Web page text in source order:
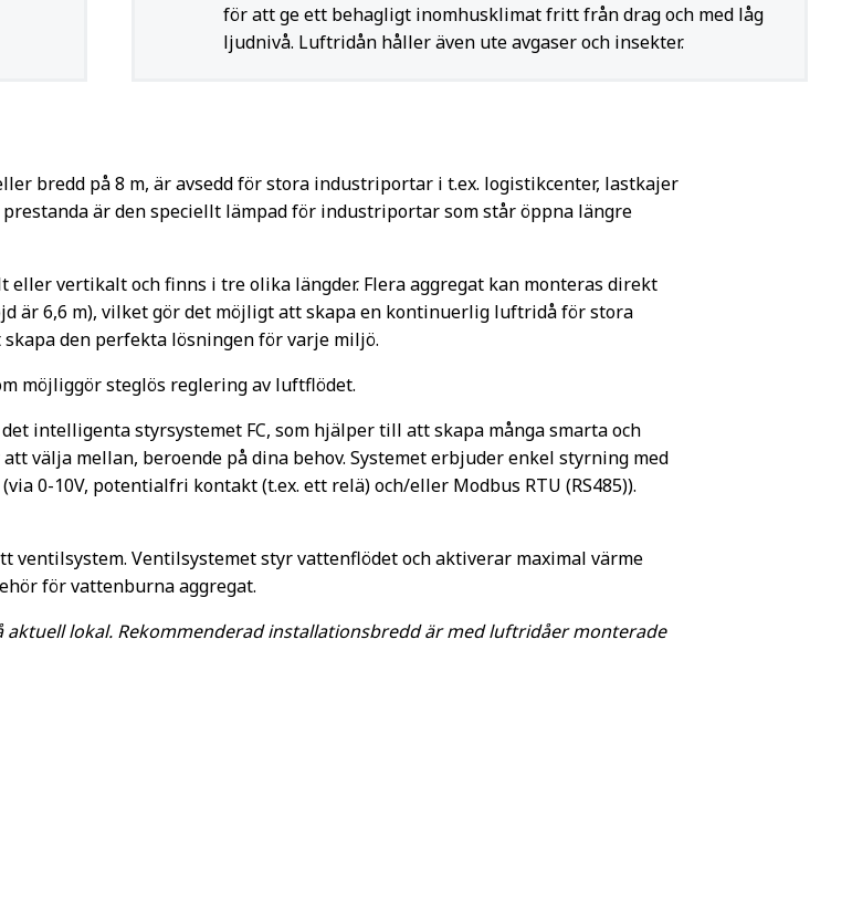
för att ge ett behagligt inomhusklimat fritt från drag och med låg
ljudnivå. Luftridån håller även ute avgaser och insekter.
bredd på 8 m, är avsedd för stora industriportar i t.ex. logistikcenter, lastkajer
är den speciellt lämpad för industriportar som står öppna längre
vertikalt och finns i tre olika längder. Flera aggregat kan monteras direkt
är 6,6 m), vilket gör det möjligt att skapa en kontinuerlig luftridå för stora
den perfekta lösningen för varje miljö.
möjliggör steglös reglering av luftflödet.
intelligenta styrsystemet FC, som hjälper till att skapa många smarta och
välja mellan, beroende på dina behov. Systemet erbjuder enkel styrning med
0-10V, potentialfri kontakt (t.ex. ett relä) och/eller Modbus RTU (RS485)).
ventilsystem. Ventilsystemet styr vattenflödet och aktiverar maximal värme
för vattenburna aggregat.
lokal. Rekommenderad installationsbredd är med luftridåer monterade